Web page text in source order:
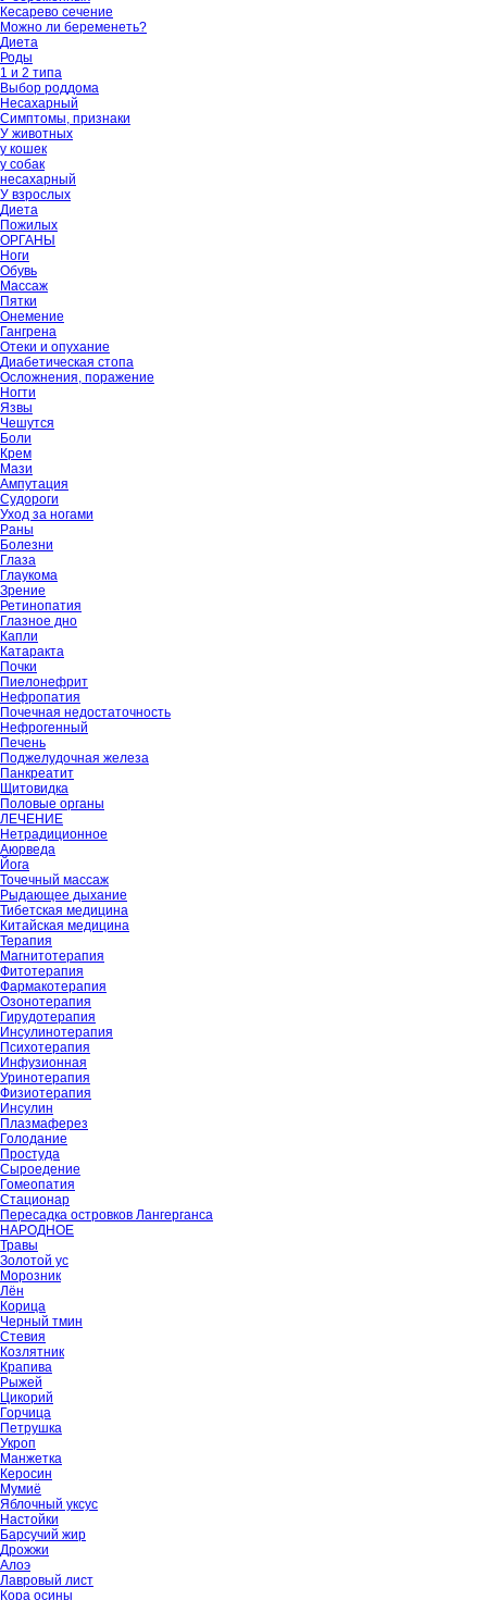
Кесарево сечение
Можно ли беременеть?
Диета
Роды
1 и 2 типа
Выбор роддома
Несахарный
Симптомы, признаки
У животных
у кошек
у собак
несахарный
У взрослых
Диета
Пожилых
ОРГАНЫ
Ноги
Обувь
Массаж
Пятки
Онемение
Гангрена
Отеки и опухание
Диабетическая стопа
Осложнения, поражение
Ногти
Язвы
Чешутся
Боли
Крем
Мази
Ампутация
Судороги
Уход за ногами
Раны
Болезни
Глаза
Глаукома
Зрение
Ретинопатия
Глазное дно
Капли
Катаракта
Почки
Пиелонефрит
Нефропатия
Почечная недостаточность
Нефрогенный
Печень
Поджелудочная железа
Панкреатит
Щитовидка
Половые органы
ЛЕЧЕНИЕ
Нетрадиционное
Аюрведа
Йога
Точечный массаж
Рыдающее дыхание
Тибетская медицина
Китайская медицина
Терапия
Магнитотерапия
Фитотерапия
Фармакотерапия
Озонотерапия
Гирудотерапия
Инсулинотерапия
Психотерапия
Инфузионная
Уринотерапия
Физиотерапия
Инсулин
Плазмаферез
Голодание
Простуда
Сыроедение
Гомеопатия
Стационар
Пересадка островков Лангерганса
НАРОДНОЕ
Травы
Золотой ус
Морозник
Лён
Корица
Черный тмин
Стевия
Козлятник
Крапива
Рыжей
Цикорий
Горчица
Петрушка
Укроп
Манжетка
Керосин
Мумиё
Яблочный уксус
Настойки
Барсучий жир
Дрожжи
Алоэ
Лавровый лист
Кора осины